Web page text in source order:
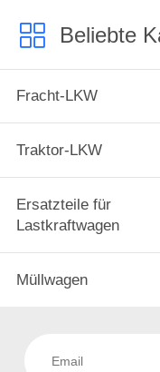
Beliebte
Fracht-LKW
Traktor-LKW
Ersatzteile für
Lastkraftwagen
Müllwagen